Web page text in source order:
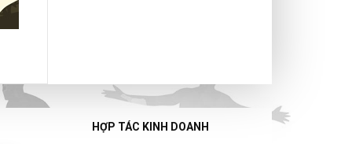
HỢP TÁC KINH DOANH